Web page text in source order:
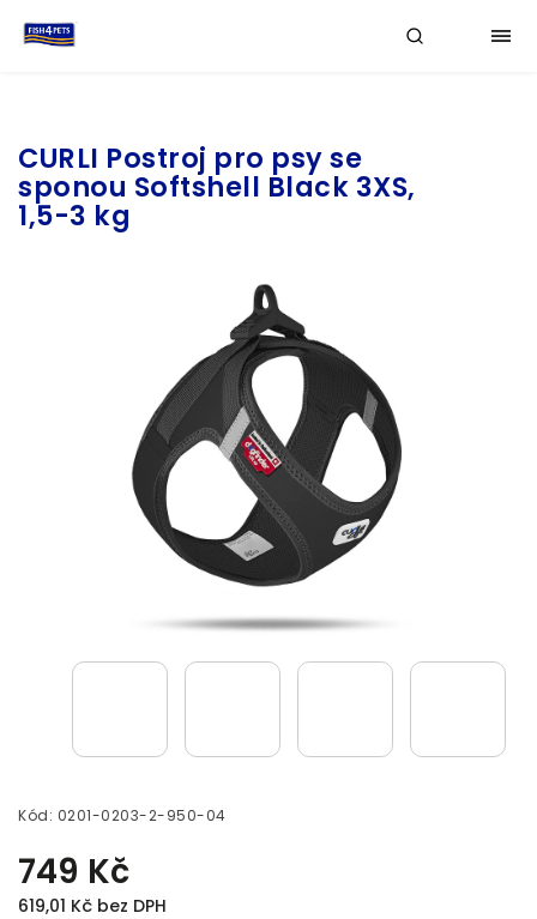
CURLI Postroj pro psy se
sponou Softshell Black 3XS,
1,5-3 kg
Kód: 0201-0203-2-950-04
749 Kč
619,01 Kč bez DPH